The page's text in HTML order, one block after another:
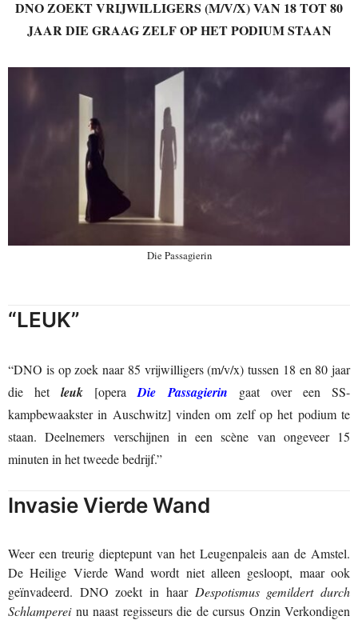
DNO ZOEKT VRIJWILLIGERS (M/V/X) VAN 18 TOT 80
JAAR DIE GRAAG ZELF OP HET PODIUM STAAN
Die Passagierin
“LEUK”
“DNO is op zoek naar 85 vrijwilligers (m/v/x) tussen 18 en 80 jaar
die hetleuk [operaDie Passagierin gaat over een SS-
kampbewaakster in Auschwitz] vinden om zelf op het podium te
staan. Deelnemers verschijnen in een scène van ongeveer 15
minuten in het tweede bedrijf.”
Invasie Vierde Wand
Weer een treurig dieptepunt van het Leugenpaleis aan de Amstel.
De Heilige Vierde Wand wordt niet alleen gesloopt, maar ook
geïnvadeerd. DNO zoekt in haar Despotismus gemildert durch
Schlampereinu naast regisseurs die de cursus Onzin Verkondigen